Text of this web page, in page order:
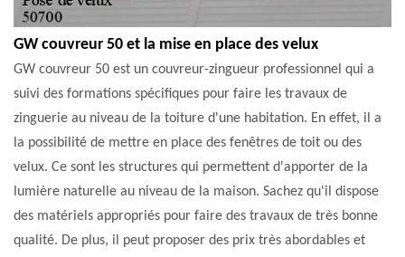
GW couvreur 50 et la mise en place des velux
GW couvreur 50 est un couvreur-zingueur professionnel qui a
suivi des formations spécifiques pour faire les travaux de
zinguerie au niveau de la toiture d'une habitation. En effet, il a
la possibilité de mettre en place des fenêtres de toit ou des
velux. Ce sont les structures qui permettent d'apporter de la
lumière naturelle au niveau de la maison. Sachez qu'il dispose
des matériels appropriés pour faire des travaux de très bonne
qualité. De plus, il peut proposer des prix très abordables et